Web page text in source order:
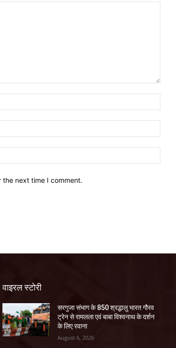
the next time I comment.
वाइरल स्टोरी
सरगुजा संभाग के 850 श्रद्धालु भारत गौरव
ट्रेन से रामलला एवं बाबा विश्वनाथ के दर्शन
के लिए रवाना
August 6, 2026